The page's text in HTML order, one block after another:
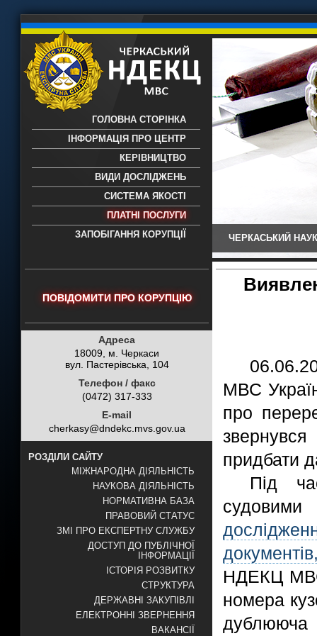
науково-дослідний експертно-
- проведення всих видів судових
експертиз
ГОЛОВНА СТОРІНКА
ІНФОРМАЦІЯ ПРО ЦЕНТР
КЕРІВНИЦТВО
ВИДИ ДОСЛІДЖЕНЬ
СИСТЕМА ЯКОСТІ
ПЛАТНІ ПОСЛУГИ
ЗАПОБІГАННЯ КОРУПЦІЇ
ЧЕРКАСЬКИЙ
ПОВІДОМИТИ ПРО КОРУПЦІЮ
Адреса
18009, м. Черкаси
вул. Пастерівська, 104
Телефон / факс
(0472) 317-333
E-mail
cherkasy@dndekc.mvs.gov.ua
РОЗДІЛИ САЙТУ
МІЖНАРОДНА ДІЯЛЬНІСТЬ
НАУКОВА ДІЯЛЬНІСТЬ
НОРМАТИВНА БАЗА
ПРАВОВИЙ СТАТУС
ЗМІ ПРО ЕКСПЕРТНУ СЛУЖБУ
ДОСТУП ДО ПУБЛІЧНОЇ
ІНФОРМАЦІЇ
ІСТОРІЯ РОЗВИТКУ
СТРУКТУРА
ДЕРЖАВНІ ЗАКУПІВЛІ
ЕЛЕКТРОННІ ЗВЕРНЕННЯ
ВАКАНСІЇ
МВС
про
придбати
Під
НДЕКЦ МВС
номера
дублююча